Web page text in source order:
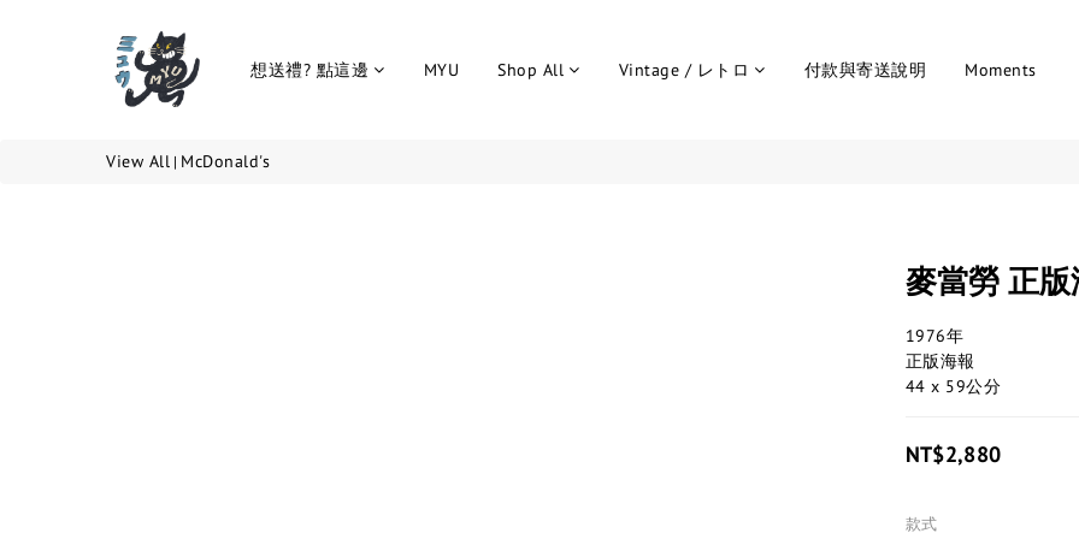
想送禮? 點這邊 MYU Shop All Vintage / レトロ 付款與寄送說明 Moments
View All | McDonald's
麥當勞 正版
1976年
正版海報
44 x 59公分
NT$2,880
款式